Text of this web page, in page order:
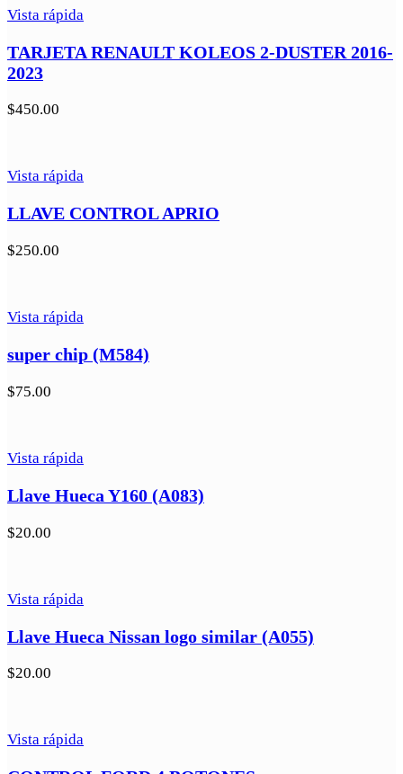
Vista rápida
TARJETA RENAULT KOLEOS 2-DUSTER 2016-
2023
$450.00
Vista rápida
LLAVE CONTROL APRIO
$250.00
Vista rápida
super chip (M584)
$75.00
Vista rápida
Llave Hueca Y160 (A083)
$20.00
Vista rápida
Llave Hueca Nissan logo similar (A055)
$20.00
Vista rápida